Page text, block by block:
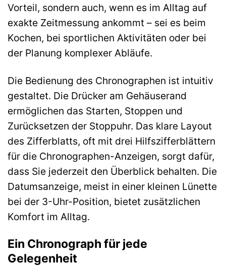
Vorteil, sondern auch, wenn es im Alltag auf
exakte Zeitmessung ankommt – sei es beim
Kochen, bei sportlichen Aktivitäten oder bei
der Planung komplexer Abläufe.
Die Bedienung des Chronographen ist intuitiv
gestaltet. Die Drücker am Gehäuserand
ermöglichen das Starten, Stoppen und
Zurücksetzen der Stoppuhr. Das klare Layout
des Zifferblatts, oft mit drei Hilfszifferblättern
für die Chronographen-Anzeigen, sorgt dafür,
dass Sie jederzeit den Überblick behalten. Die
Datumsanzeige, meist in einer kleinen Lünette
bei der 3-Uhr-Position, bietet zusätzlichen
Komfort im Alltag.
Ein Chronograph für jede
Gelegenheit